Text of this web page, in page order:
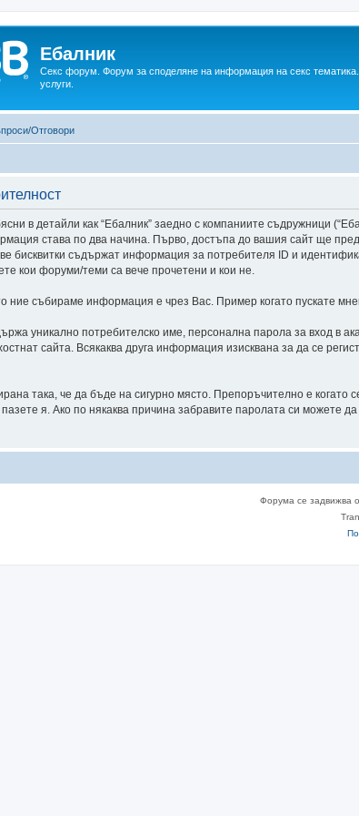
Ебалник
Секс форум. Форум за споделяне на информация на секс тематика.
услуги.
Отговори
в детайли как “Ебалник” заедно с компаниите съдружници
става по два начина. Първо, достъпа до вашия сайт ще
бисквитки съдържат информация за потребителя ID и
кои форуми/теми са вече прочетени и кои не.
ние събираме информация е чрез Вас. Пример когато пускате
уникално потребителско име, персонална парола за вход в
сайта. Всякаква друга информация изисквана за да се
така, че да бъде на сигурно място. Препоръчително е
пазете я. Ако по някаква причина забравите паролата си можете
Форума се задвижва